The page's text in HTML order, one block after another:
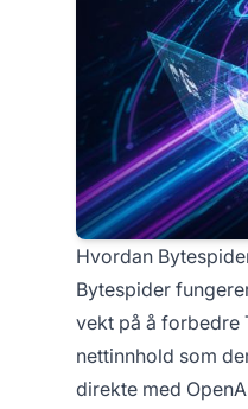
Hvordan
Bytespider
vekt på å forbedre
nettinnhold som
direkte med